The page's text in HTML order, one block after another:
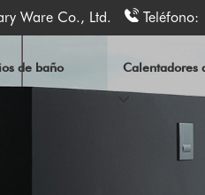
Ware Co., Ltd. Teléfono:
de baño Calentadores